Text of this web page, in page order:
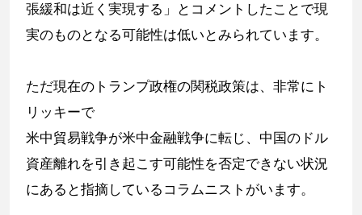
張緩和は近く実現する」とコメントしたことで現
実のものとなる可能性は低いとみられています。
ただ現在のトランプ政権の関税政策は、非常にト
リッキーで
米中貿易戦争が米中金融戦争に転じ、中国のドル
資産離れを引き起こす可能性を否定できない状況
にあると指摘しているコラムニストがいます。